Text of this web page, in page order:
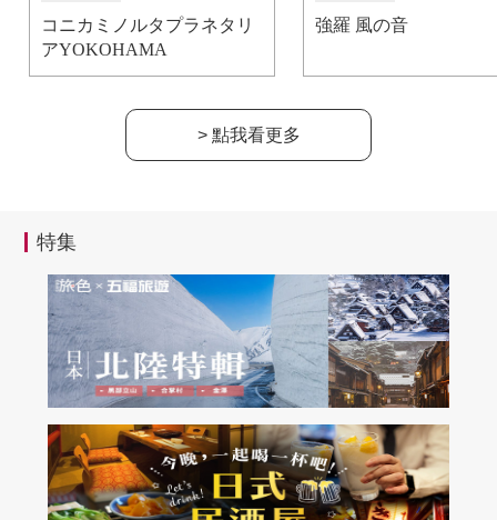
コニカミノルタプラネタリ
アYOKOHAMA
強羅 風の音
> 點我看更多
特集